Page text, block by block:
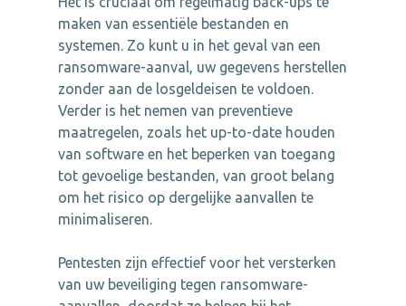
maken van essentiële bestanden en
systemen. Zo kunt u in het geval van een
ransomware-aanval, uw gegevens herstellen
zonder aan de losgeldeisen te voldoen.
Verder is het nemen van preventieve
maatregelen, zoals het up-to-date houden
van software en het beperken van toegang
tot gevoelige bestanden, van groot belang
om het risico op dergelijke aanvallen te
minimaliseren.
Pentesten zijn effectief voor het versterken
van uw beveiliging tegen ransomware-